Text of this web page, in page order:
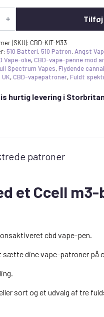
Tilføj
(SKU): CBD-KIT-M33
510 Batteri,510 Patron,Angst
Vape-olie,CBD-vape-penne mod
Spectrum Vapes,Flydende
,CBD-vapepatroner,Fuldt
hurtig levering i
patroner
et Ccell m3-
cbd vape-pen.
dine vape-patroner på
sort og et udvalg af tre